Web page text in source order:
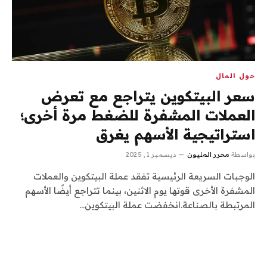
حول المال
سعر البيتكوين يتراجع مع تعرض
العملات المشفرة للضغط مرة أخرى؛
استراتيجية الأسهم يغرق
بواسطة محرر المليون ديسمبر 1, 2025
الوجبات السريعة الرئيسية تفقد عملة البيتكوين والعملات
المشفرة الأخرى قوتها يوم الاثنين، بينما تتراجع أيضًا الأسهم
المرتبطة بالصناعة.انخفضت عملة البيتكوين…